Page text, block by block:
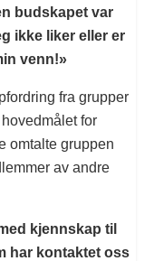
budskapet var
ikke liker eller er
venn!»
fra grupper
for
omtalte gruppen
av andre
kjennskap til
har kontaktet oss